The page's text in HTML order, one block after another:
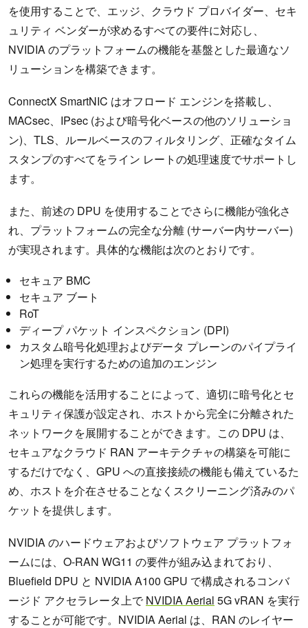
を使用することで、エッジ、クラウド プロバイダー、セキ
ュリティ ベンダーが求めるすべての要件に対応し、
NVIDIA のプラットフォームの機能を基盤とした最適なソ
リューションを構築できます。
ConnectX SmartNIC はオフロード エンジンを搭載し、
MACsec、IPsec (および暗号化ベースの他のソリューショ
ン)、TLS、ルールベースのフィルタリング、正確なタイム
スタンプのすべてをライン レートの処理速度でサポートし
ます。
また、前述の DPU を使用することでさらに機能が強化さ
れ、プラットフォームの完全な分離 (サーバー内サーバー)
が実現されます。具体的な機能は次のとおりです。
セキュア BMC
セキュア ブート
RoT
ディープ パケット インスペクション (DPI)
カスタム暗号化処理およびデータ プレーンのパイプライ
ン処理を実行するための追加のエンジン
これらの機能を活用することによって、適切に暗号化とセ
キュリティ保護が設定され、ホストから完全に分離された
ネットワークを展開することができます。この DPU は、
セキュアなクラウド RAN アーキテクチャの構築を可能に
するだけでなく、GPU への直接接続の機能も備えているた
め、ホストを介在させることなくスクリーニング済みのパ
ケットを提供します。
NVIDIA のハードウェアおよびソフトウェア プラットフォ
ームには、O-RAN WG11 の要件が組み込まれており、
Bluefield DPU と NVIDIA A100 GPU で構成されるコンバ
ージド アクセラレータ上でNVIDIA Aerial 5G vRAN を実行
することが可能です。NVIDIA Aerial は、RAN のレイヤー